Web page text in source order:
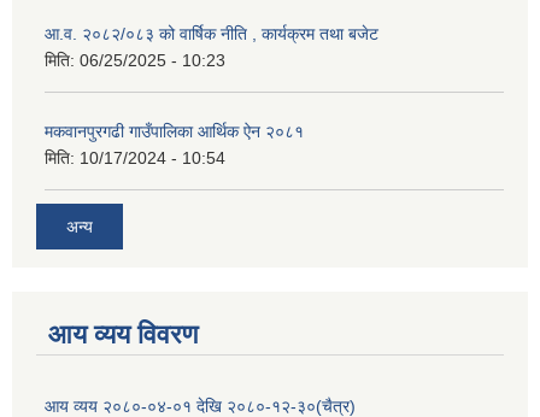
आ.व. २०८२/०८३ को वार्षिक नीति , कार्यक्रम तथा बजेट
मिति: 06/25/2025 - 10:23
मकवानपुरगढी गाउँपालिका आर्थिक ‌‌‌ऐन २०८१
मिति: 10/17/2024 - 10:54
अन्य
आय व्यय विवरण
आय व्यय २०८०-०४-०१ देखि २०८०-१२-३०(चैत्र)